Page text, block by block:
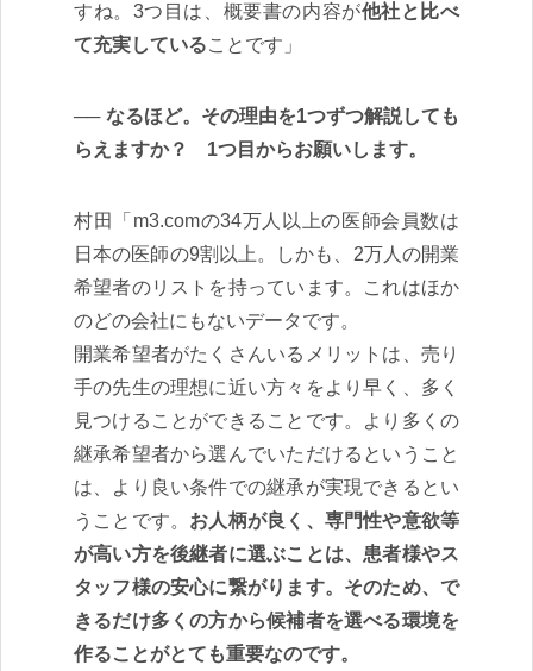
すね。3つ目は、概要書の内容が他社と比べ
て充実していることです」
なるほど。その理由を1つずつ解説しても
らえますか？ 1つ目からお願いします。
村田「m3.comの34万人以上の医師会員数は
日本の医師の9割以上。しかも、2万人の開業
希望者のリストを持っています。これはほか
のどの会社にもないデータです。
開業希望者がたくさんいるメリットは、売り
手の先生の理想に近い方々をより早く、多く
見つけることができることです。より多くの
継承希望者から選んでいただけるということ
は、より良い条件での継承が実現できるとい
うことです。 お人柄が良く、専門性や意欲等
が高い方を後継者に選ぶことは、患者様やス
タッフ様の安心に繋がります。そのため、で
きるだけ多くの方から候補者を選べる環境を
作ることがとても重要なのです。